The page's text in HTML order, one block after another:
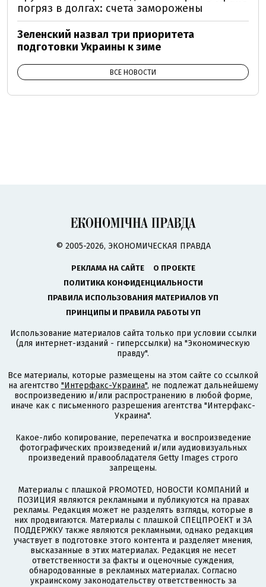
погряз в долгах: счета заморожены
Зеленский назвал три приоритета
подготовки Украины к зиме
ВСЕ НОВОСТИ
© 2005-2026, ЭКОНОМИЧЕСКАЯ ПРАВДА
РЕКЛАМА НА САЙТЕ
О ПРОЕКТЕ
ПОЛИТИКА КОНФИДЕНЦИАЛЬНОСТИ
ПРАВИЛА ИСПОЛЬЗОВАНИЯ МАТЕРИАЛОВ УП
ПРИНЦИПЫ И ПРАВИЛА РАБОТЫ УП
Использование материалов сайта только при условии ссылки
(для интернет-изданий - гиперссылки) на "Экономическую
правду".
Все материалы, которые размещены на этом сайте со ссылкой
на агентство "Интерфакс-Украина", не подлежат дальнейшему
воспроизведению и/или распространению в любой форме,
иначе как с письменного разрешения агентства "Интерфакс-
Украина".
Какое-либо копирование, перепечатка и воспроизведение
фотографических произведений и/или аудиовизуальных
произведений правообладателя Getty Images строго
запрещены.
Материалы с плашкой PROMOTED, НОВОСТИ КОМПАНИЙ и
ПОЗИЦИЯ являются рекламными и публикуются на правах
рекламы. Редакция может не разделять взгляды, которые в
них продвигаются. Материалы с плашкой СПЕЦПРОЕКТ и ЗА
ПОДДЕРЖКУ также являются рекламными, однако редакция
участвует в подготовке этого контента и разделяет мнения,
высказанные в этих материалах. Редакция не несет
ответственности за факты и оценочные суждения,
обнародованные в рекламных материалах. Согласно
украинскому законодательству ответственность за